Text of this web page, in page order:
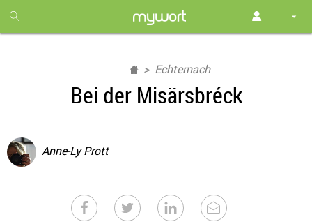
month
free
Echternach
Bei der Misärsbréck
Anne-Ly Prott